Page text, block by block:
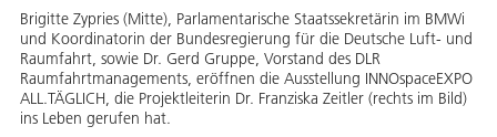
Brigitte Zypries (Mitte), Parlamentarische Staatssekretärin im BMWi
und Koordinatorin der Bundesregierung für die Deutsche Luft- und
Raumfahrt, sowie Dr. Gerd Gruppe, Vorstand des DLR
Raumfahrtmanagements, eröffnen die Ausstellung INNOspaceEXPO
ALL.TÄGLICH, die Projektleiterin Dr. Franziska Zeitler (rechts im Bild)
ins Leben gerufen hat.